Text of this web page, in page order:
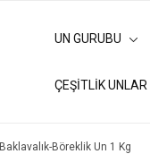
UN GURUBU
ÇEŞİTLİK UNLAR
Baklavalık-Böreklik Un 1 Kg